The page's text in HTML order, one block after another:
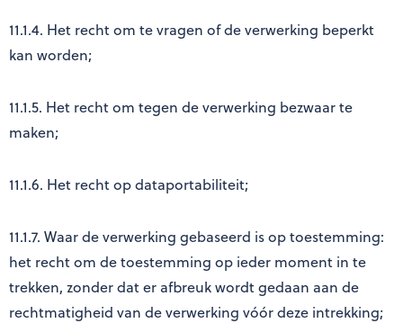
11.1.4. Het recht om te vragen of de verwerking beperkt
kan worden;
11.1.5. Het recht om tegen de verwerking bezwaar te
maken;
11.1.6. Het recht op dataportabiliteit;
11.1.7. Waar de verwerking gebaseerd is op toestemming:
het recht om de toestemming op ieder moment in te
trekken, zonder dat er afbreuk wordt gedaan aan de
rechtmatigheid van de verwerking vóór deze intrekking;